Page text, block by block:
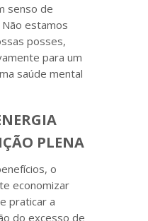
senso de
estamos
posses,
para um
saúde mental
PLENA
o
economizar
praticar a
do excesso de